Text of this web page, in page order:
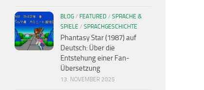
BLOG / FEATURED / SPRACHE &
SPIELE / SPRACHGESCHICHTE
Phantasy Star (1987) auf
Deutsch: Über die
Entstehung einer Fan-
Übersetzung
13. NOVEMBER 2025